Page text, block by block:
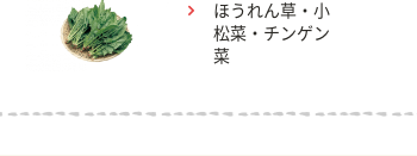
ほうれん草・小
松菜・チンゲン
菜